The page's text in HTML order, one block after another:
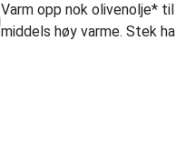
Varm opp nok olivenolje*
middels høy varme. Stek